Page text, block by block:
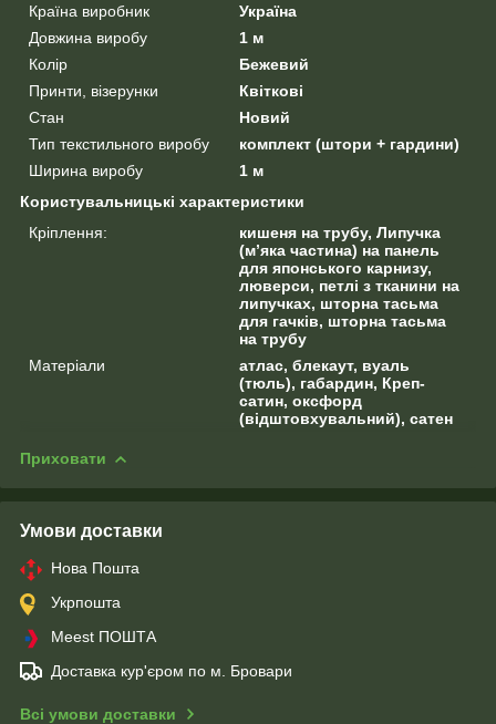
Країна виробник
Україна
Довжина виробу
1 м
Колір
Бежевий
Принти, візерунки
Квіткові
Стан
Новий
Тип текстильного виробу
комплект (штори + гардини)
Ширина виробу
1 м
Користувальницькі характеристики
Кріплення:
кишеня на трубу, Липучка
(м’яка частина) на панель
для японського карнизу,
люверси, петлі з тканини на
липучках, шторна тасьма
для гачків, шторна тасьма
на трубу
Матеріали
атлас, блекаут, вуаль
(тюль), габардин, Креп-
сатин, оксфорд
(відштовхувальний), сатен
Приховати
Умови доставки
Нова Пошта
Укрпошта
Meest ПОШТА
Доставка кур'єром по м. Бровари
Всі умови доставки